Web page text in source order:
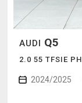
AUDI Q5
2.0 55 TFSIE
2024/2025